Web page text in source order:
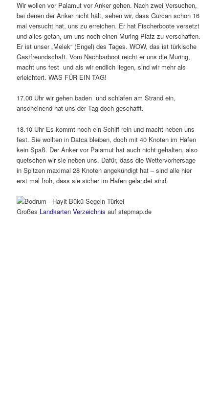
Wir wollen vor Palamut vor Anker gehen. Nach zwei Versuchen,
bei denen der Anker nicht hält, sehen wir, dass Gürcan schon 16
mal versucht hat, uns zu erreichen. Er hat Fischerboote versetzt
und alles getan, um uns noch einen Muring-Platz zu verschaffen.
Er ist unser „Melek“ (Engel) des Tages. WOW, das ist türkische
Gastfreundschaft. Vom Nachbarboot reicht er uns die Muring,
macht uns fest und als wir endlich liegen, sind wir mehr als
erleichtert. WAS FÜR EIN TAG!
17.00 Uhr wir gehen baden und schlafen am Strand ein,
anscheinend hat uns der Tag doch geschafft.
18.10 Uhr Es kommt noch ein Schiff rein und macht neben uns
fest. Sie wollten in Datca bleiben, doch mit 40 Knoten im Hafen
kein Spaß. Der Anker vor Palamut hat auch nicht gehalten, also
quetschen wir sie neben uns. Dafür, dass die Wettervorhersage
in Spitzen maximal 28 Knoten angekündigt hat – sind alle hier
erst mal froh, dass sie sicher im Hafen gelandet sind.
Großes Landkarten Verzeichnis auf stepmap.de